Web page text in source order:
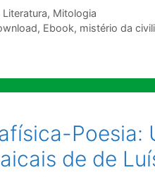
Literatura, Mitologia
, Ebook, mistério da
Poesia:
de de